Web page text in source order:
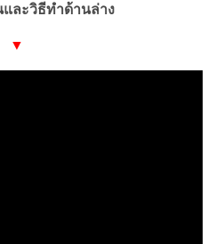
ละวิธีทำด้านล่าง
▼